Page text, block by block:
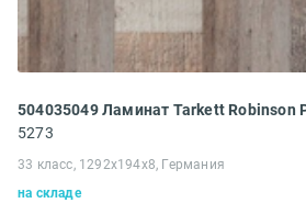
5273
33 класс, 1292x194x8, Германия
на складе